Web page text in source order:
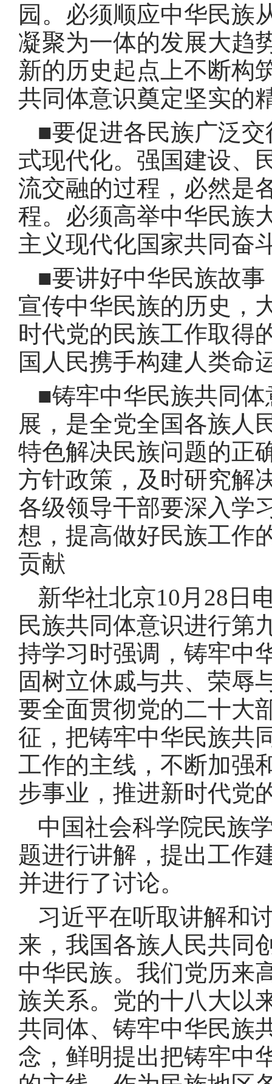
园 。 必须顺应中华民族
凝聚为一体的发展大趋
新的历史起点上不断构
共同体意识奠定坚实的
■要促进各民族广泛
式现代化。 强国建设、
流交融的过程，必然是
程。 必须高举中华民族
主义现代化国家共同奋
■要讲好中华民族故
宣传中华民族的历史，
时代党的民族工作取得
国人民携手构建人类命
■铸牢中华民族共同
展，是全党全国各族人
特色解决民族问题的正
方针政策，及时研究解
各级领导干部要深入学
想，提高做好民族工作
贡献
新华社北京10月28日
民族共同体意识进行第
持学习时强调，铸牢中
固树立休戚与共、荣辱
要全面贯彻党的二十大
征，把铸牢中华民族共
工作的主线，不断加强
步事业，推进新时代党
中国社会科学院民族
题进行讲解，提出工作
并进行了讨论。
习近平在听取讲解和
来，我国各族人民共同
中华民族。 我们党历来
族关系。 党的十八大以
共同体、铸牢中华民族
念，鲜明提出把铸牢中